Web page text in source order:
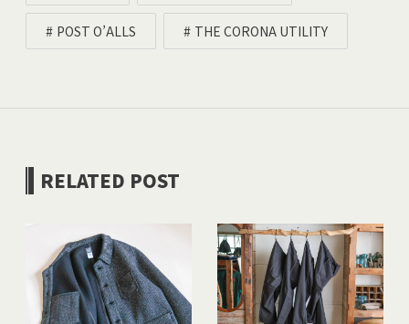
POST O’ALLS THE CORONA UTILITY
RELATED POST